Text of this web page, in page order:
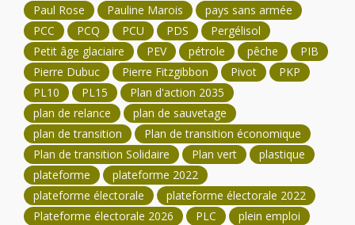
Paul Rose
Pauline Marois
pays sans armée
PCC
PCQ PCU PDS
Pergélisol
Petit âge glaciaire
PEV pétrole pêche
PIB
Pierre Dubuc
Pierre Fitzgibbon Pivot
PKP
PL10
PL15
Plan d'action 2035
plan de relance
plan de sauvetage
plan de transition
Plan de transition économique
Plan de transition Solidaire
Plan vert
plastique
plateforme
plateforme 2022
plateforme électorale
plateforme électorale 2022
Plateforme électorale 2026
PLC
plein emploi